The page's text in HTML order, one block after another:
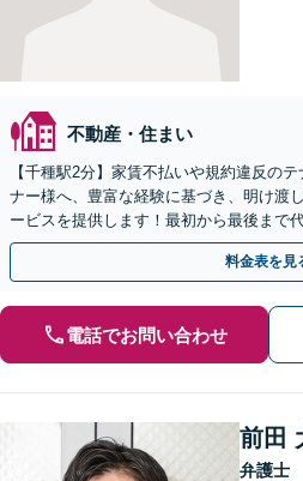
不動産・住まい
【千種駅2分】家賃不払いや規約違反の
ナー様へ、豊富な経験に基づき、明け渡
ービスを提供します！最初から最後まで
【土日夜間対応可】【オンライン対応可
料金表を見
電話でお問い合わせ
前田
弁護士